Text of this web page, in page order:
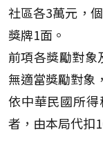
社區各3萬元，
獎牌1面。
前項各獎勵對
無適當獎勵對象
依中華民國所
者，由本局代扣